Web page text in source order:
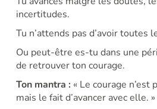
incertitudes.
Tu n’attends pas d’avoir toutes
Ou peut-être es-tu dans une
de retrouver ton courage.
Ton mantra : « Le courage n’est
mais le fait d’avancer avec elle. »